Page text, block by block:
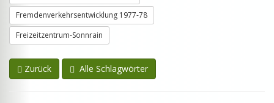
Fremdenverkehrsentwicklung 1977-78
Freizeitzentrum-Sonnrain
Zurück Alle Schlagwörter